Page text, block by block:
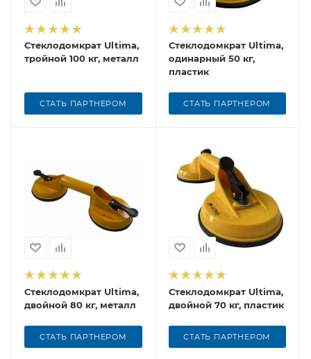
Стеклодомкрат Ultima,
тройной 100 кг, металл
СТАТЬ ПАРТНЕРОМ
Стеклодомкрат Ultima,
одинарный 50 кг,
пластик
СТАТЬ ПАРТНЕРОМ
Стеклодомкрат Ultima,
двойной 80 кг, металл
СТАТЬ ПАРТНЕРОМ
Стеклодомкрат Ultima,
двойной 70 кг, пластик
СТАТЬ ПАРТНЕРОМ